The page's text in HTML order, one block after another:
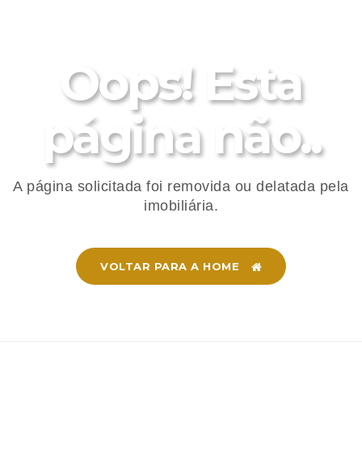
Oops! Esta
página não..
A página solicitada foi removida ou delatada pela
imobiliária.
VOLTAR PARA A HOME